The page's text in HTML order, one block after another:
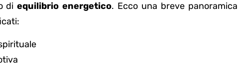
diequilibrio energetico. Ecco una breve panoramica